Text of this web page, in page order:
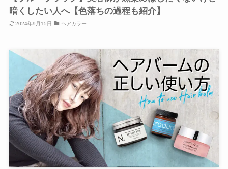
暗くしたい人へ【色落ちの過程も紹介】
2024年9月15日 ヘアカラー